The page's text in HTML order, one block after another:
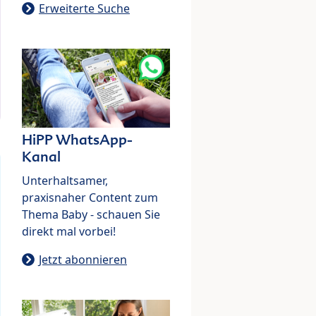
Erweiterte Suche
HiPP WhatsApp-
Kanal
Unterhaltsamer,
praxisnaher Content zum
Thema Baby - schauen Sie
direkt mal vorbei!
Jetzt abonnieren